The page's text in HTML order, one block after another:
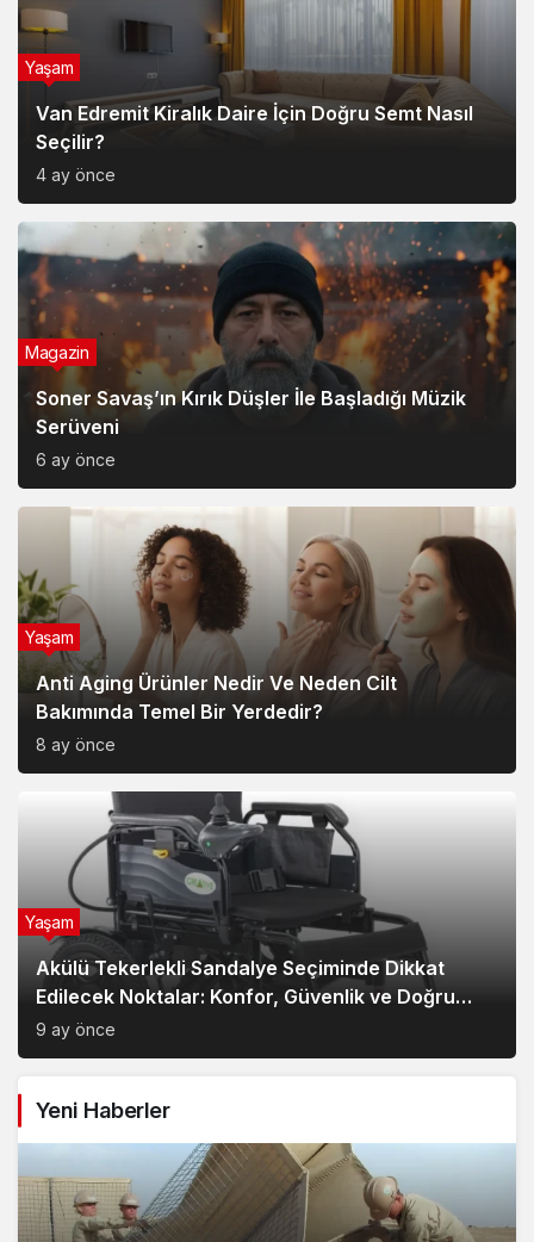
Van Edremit Kiralık Daire İçin Doğru Semt Nasıl
Seçilir?
4 ay önce
Yaşam
Soner Savaş’ın Kırık Düşler İle Başladığı Müzik
Serüveni
6 ay önce
Magazin
Anti Aging Ürünler Nedir Ve Neden Cilt
Bakımında Temel Bir Yerdedir?
8 ay önce
Yaşam
Akülü Tekerlekli Sandalye Seçiminde Dikkat
Edilecek Noktalar: Konfor, Güvenlik ve Doğru
Model Tercihi
9 ay önce
Yaşam
Yeni Haberler